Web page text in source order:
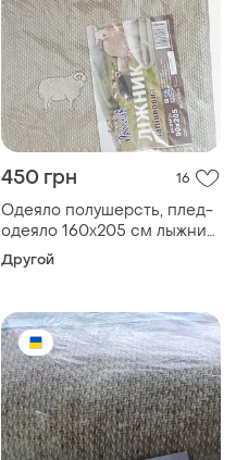
450 грн 16
Одеяло полушерсть, плед-
одеяло 160х205 см лыжник
ярослав
Другой